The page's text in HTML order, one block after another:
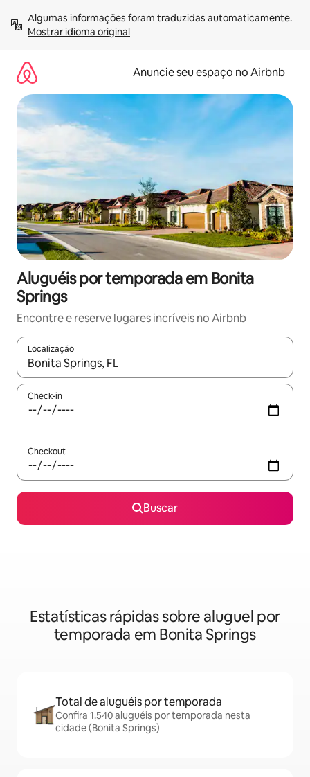
para
Mostrar idioma original
Anuncie seu espaço no Airbnb
Aluguéis por temporada em Bonita
Springs
Encontre e reserve lugares incríveis no Airbnb
Localização
Quando os resultados estiverem disponíveis, explore-os
Check-in
Checkout
Buscar
Estatísticas rápidas sobre aluguel por
temporada em Bonita Springs
Total de aluguéis por temporada
Confira 1.540 aluguéis por temporada nesta
cidade (Bonita Springs)